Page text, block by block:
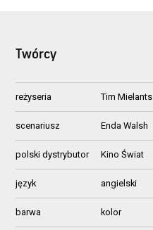
Twórcy
reżyseria Tim Mielants
scenariusz Enda Walsh
polski dystrybutor Kino Świat
język angielski
barwa kolor